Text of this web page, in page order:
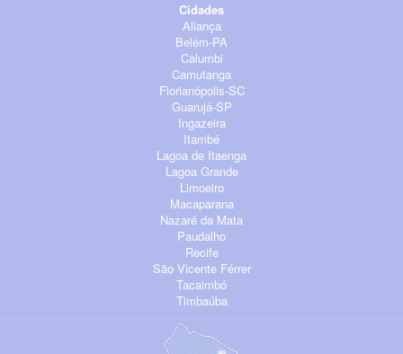
Cidades
Aliança
Belém-PA
Calumbi
Camutanga
Florianópolis-SC
Guarujá-SP
Ingazeira
Itambé
Lagoa de Itaenga
Lagoa Grande
Limoeiro
Macaparana
Nazaré da Mata
Paudalho
Recife
São Vicente Férrer
Tacaimbó
Timbaúba